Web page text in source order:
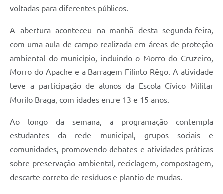
voltadas para diferentes públicos.
A abertura aconteceu na manhã desta segunda-feira,
com uma aula de campo realizada em áreas de proteção
ambiental do município, incluindo o Morro do Cruzeiro,
Morro do Apache e a Barragem Filinto Rêgo. A atividade
teve a participação de alunos da Escola Cívico Militar
Murilo Braga, com idades entre 13 e 15 anos.
Ao longo da semana, a programação contempla
estudantes da rede municipal, grupos sociais e
comunidades, promovendo debates e atividades práticas
sobre preservação ambiental, reciclagem, compostagem,
descarte correto de resíduos e plantio de mudas.